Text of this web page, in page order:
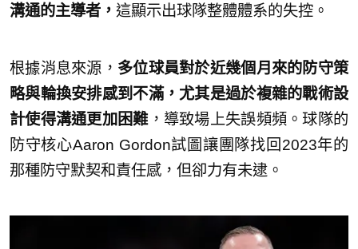
溝通的主導者， 這顯示出球隊整體體系的失控。
根據消息來源， 多位球員對於近幾個月來的防守策
略與輪換安排感到不滿，尤其是過於複雜的戰術設
計使得溝通更加困難，導致場上失誤頻頻。球隊的
防守核心Aaron Gordon試圖讓團隊找回2023年的
那種防守默契和責任感，但卻力有未逮。